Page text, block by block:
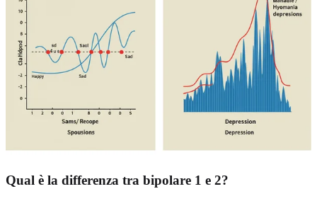
Qual è la differenza tra bipolare 1 e 2?